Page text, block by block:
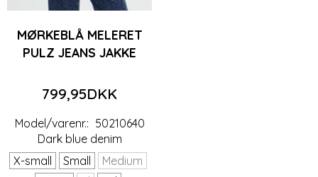
MØRKEBLÅ MELERET
PULZ JEANS JAKKE
799,95DKK
Model/varenr.: 50210640
Dark blue denim
X-small
Small
Medium